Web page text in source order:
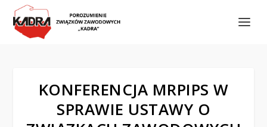
KONFERENCJA MRPIPS W
SPRAWIE USTAWY O